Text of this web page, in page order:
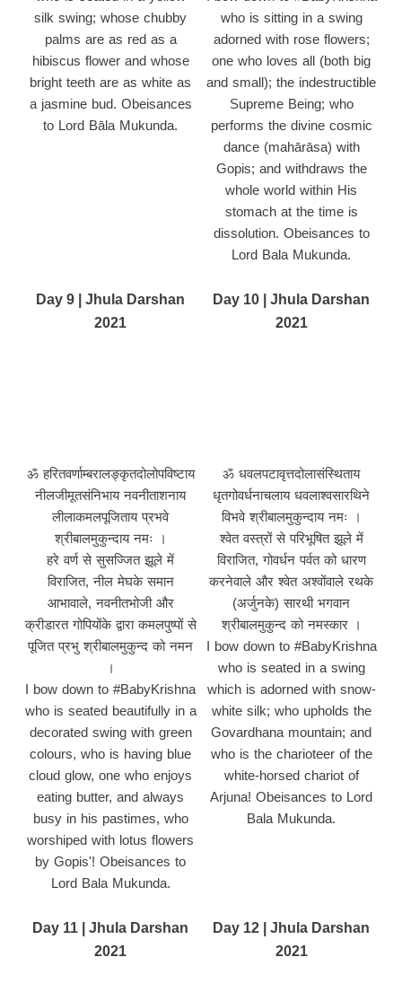
silk swing; whose chubby
palms are as red as a
hibiscus flower and whose
bright teeth are as white as
a jasmine bud. Obeisances
to Lord Bāla Mukunda.
who is sitting in a swing
adorned with rose flowers;
one who loves all (both big
and small); the indestructible
Supreme Being; who
performs the divine cosmic
dance (mahārāsa) with
Gopis; and withdraws the
whole world within His
stomach at the time is
dissolution. Obeisances to
Lord Bala Mukunda.
Day 9 | Jhula Darshan
2021
ॐ हरितवर्णाम्बरालङ्कृतदोलोपविष्टाय
नीलजीमूतसंनिभाय नवनीताशनाय
लीलाकमलपूजिताय प्रभवे
श्रीबालमुकुन्दाय नमः ।
हरे वर्ण से सुसज्जित झूले में
विराजित, नील मेघके समान
आभावाले, नवनीतभोजी और
क्रीडारत गोपियोंके द्वारा कमलपुष्पों से
पूजित प्रभु श्रीबालमुकुन्द को नमन
।
I bow down to #BabyKrishna
who is seated beautifully in a
decorated swing with green
colours, who is having blue
cloud glow, one who enjoys
eating butter, and always
busy in his pastimes, who
worshiped with lotus flowers
by Gopis'! Obeisances to
Lord Bala Mukunda.
Day 10 | Jhula Darshan
2021
ॐ धवलपटावृत्तदोलासंस्थिताय
धृतगोवर्धनाचलाय धवलाश्वसारथिने
विभवे श्रीबालमुकुन्दाय नमः ।
श्वेत वस्त्रों से परिभूषित झूले में
विराजित, गोवर्धन पर्वत को धारण
करनेवाले और श्वेत अश्वोंवाले रथके
(अर्जुनके) सारथी भगवान
श्रीबालमुकुन्द को नमस्कार ।
I bow down to #BabyKrishna
who is seated in a swing
which is adorned with snow-
white silk; who upholds the
Govardhana mountain; and
who is the charioteer of the
white-horsed chariot of
Arjuna! Obeisances to Lord
Bala Mukunda.
Day 11 | Jhula Darshan
2021
Day 12 | Jhula Darshan
2021